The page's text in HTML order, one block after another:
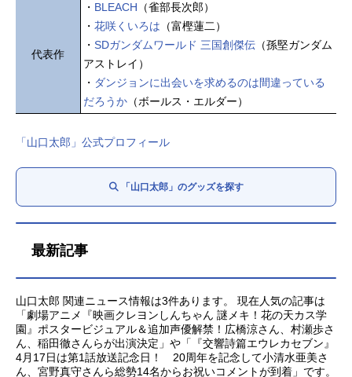
代表作
・ BLEACH （雀部長次郎）
・ 花咲くいろは （富樫蓮二）
・ SDガンダムワールド 三国創傑伝 （孫堅ガンダム
アストレイ）
・ ダンジョンに出会いを求めるのは間違っている
だろうか （ボールス・エルダー）
「山口太郎」公式プロフィール
「山口太郎」のグッズを探す
最新記事
山口太郎 関連ニュース情報は3件あります。 現在人気の記事は
「劇場アニメ『映画クレヨンしんちゃん 謎メキ！花の天カス学
園』ポスタービジュアル＆追加声優解禁！広橋涼さん、村瀬歩さ
ん、稲田徹さんらが出演決定」や「『交響詩篇エウレカセブン』
4月17日は第1話放送記念日！ 20周年を記念して小清水亜美さ
ん、宮野真守さんら総勢14名からお祝いコメントが到着」です。